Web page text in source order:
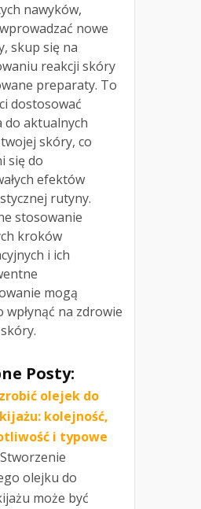
nawyków,
nowe
skup się na
reakcji skóry
preparaty. To
dostosować
do aktualnych
skóry, co
się do
efektów
rutyny.
stosowanie
kroków
i ich
mogą
wpłynąć na zdrowie
Posty:
olejek do
kolejność,
i typowe
Stworzenie
olejku do
może być